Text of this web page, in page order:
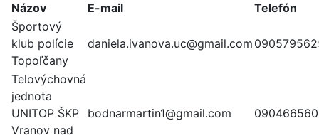
Názov E-mail
Telefón
Športový
klub polície
Topoľčany
daniela.ivanova.uc@gmail.com
Telovýchovná
jednota
UNITOP ŠKP
Vranov nad
bodnarmartin1@gmail.com